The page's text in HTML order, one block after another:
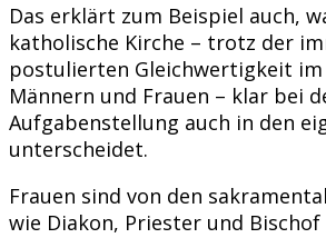
Das erklärt zum Beispiel auch,
katholische Kirche – trotz der
postulierten Gleichwertigkeit im
Männern und Frauen – klar bei
Aufgabenstellung auch in den
unterscheidet.
Frauen sind von den
wie Diakon, Priester und Bischof